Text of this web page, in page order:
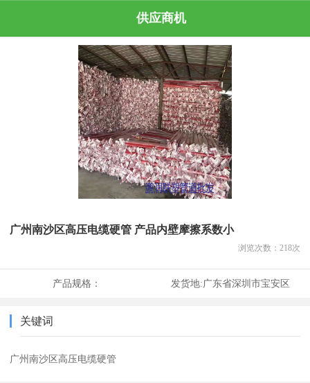
供应商机
广州南沙区高压电缆硬管 产品内壁摩擦系数小
浏览次数： 218次
产品规格： 发货地:广东省深圳市宝安区
关键词
广州南沙区高压电缆硬管